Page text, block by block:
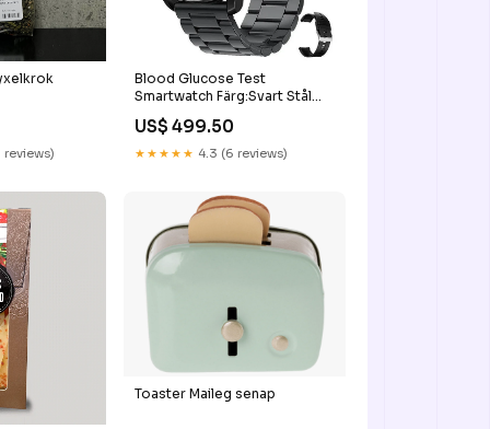
Blood Glucose Test
Smartwatch Färg:Svart Stål
Länk
US$ 499.50
★★★★★ 4.3 (6 reviews)
Toaster Maileg senap